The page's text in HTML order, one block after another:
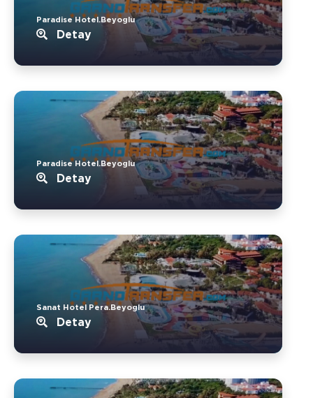
Paradise Hotel.Beyoglu
Detay
Paradise Hotel.Beyoglu
Detay
Sanat Hotel Pera.Beyoglu
Detay